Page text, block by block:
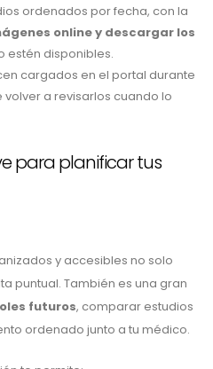
ordenados por fecha, con la
online y descargar los
estén disponibles.
cargados en el portal durante
volver a revisarlos cuando lo
para planificar tus
y accesibles no solo
puntual. También es una gran
futuros, comparar estudios
ordenado junto a tu médico.